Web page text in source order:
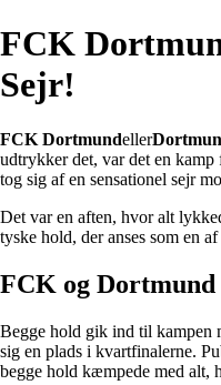
FCK
Sejr!
FCK Dortmundeller
udtrykker det, var det en
tog sig af en sensationel sejr
Det var en aften, hvor alt
tyske hold, der anses som en
FCK og
Begge hold gik ind til kampen
sig en plads i kvartfinalerne.
begge hold kæmpede med alt,